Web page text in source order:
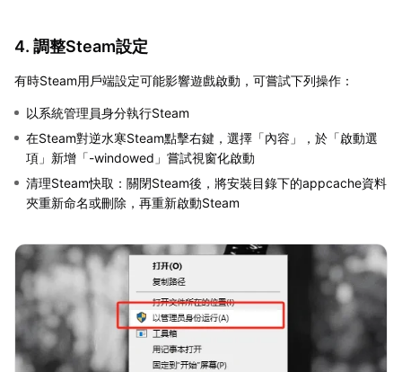
4. 調整Steam設定
有時Steam用戶端設定可能影響遊戲啟動，可嘗試下列操作：
以系統管理員身分執行Steam
在Steam對逆水寒Steam點擊右鍵，選擇「內容」，於「啟動選
項」新增「-windowed」嘗試視窗化啟動
清理Steam快取：關閉Steam後，將安裝目錄下的appcache資料
夾重新命名或刪除，再重新啟動Steam